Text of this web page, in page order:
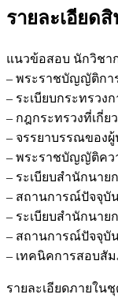
รายละเอียด
แนวข้อสอบ นักวิชา
– พระราชบัญญัติกา
– ระเบียบกระทรวง
– กฎกระทรวงที่เกี่
– จรรยาบรรณของ
– พระราชบัญญัติคว
– ระเบียบสำนักนาย
– สถานการณ์ปัจจุบั
– ระเบียบสำนักนา
– สถานการณ์ปัจจุบั
– เทคนิคการสอบสั
รายละเอียดภายใน